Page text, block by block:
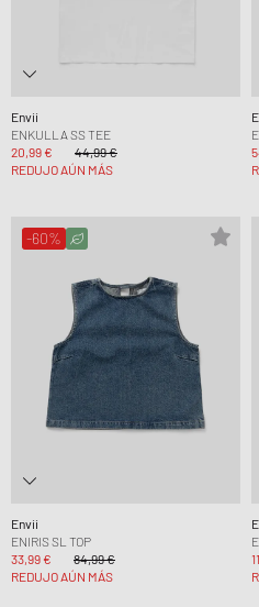
Envii
ENKULLA SS TEE
20,99 €
44,99 €
REDUJO AÚN MÁS
-60%
Envii
ENIRIS SL TOP
33,99 €
84,99 €
REDUJO AÚN MÁS